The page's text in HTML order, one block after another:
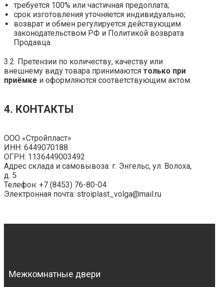
требуется 100% или частичная предоплата;
срок изготовления уточняется индивидуально;
возврат и обмен регулируется действующим
законодательством РФ и Политикой возврата
Продавца.
3.2. Претензии по количеству, качеству или
внешнему виду товара принимаются только при
приёмке и оформляются соответствующим актом.
4. КОНТАКТЫ
ООО «Стройпласт»
ИНН: 6449070188
ОГРН: 1136449003492
Адрес склада и самовывоза: г. Энгельс, ул. Волоха,
д. 5
Телефон: +7 (8453) 76-80-04
Электронная почта: stroiplast_volga@mail.ru
Межкомнатные двери